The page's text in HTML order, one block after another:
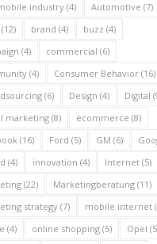
industry (4) Automotive (7)
(12) brand (4) buzz (4)
(4) commercial (6)
(4) Consumer Behavior (16)
(6) Design (4) Digital
marketing(8) ecommerce (8)
(16) Ford (5) GM (6)
(4) innovation (4) Internet (5)
(22) Marketingberatung (11)
strategy(7) mobile internet
(4) online shopping (5) Opel